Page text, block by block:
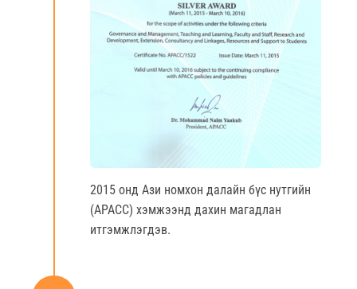
2015 онд Ази номхон далайн бүс нутгийн
(АРАСС) хэмжээнд дахин магадлан
итгэмжлэгдэв.